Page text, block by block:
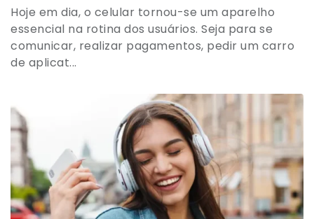
Hoje em dia, o celular tornou-se um aparelho
essencial na rotina dos usuários. Seja para se
comunicar, realizar pagamentos, pedir um carro
de aplicat...